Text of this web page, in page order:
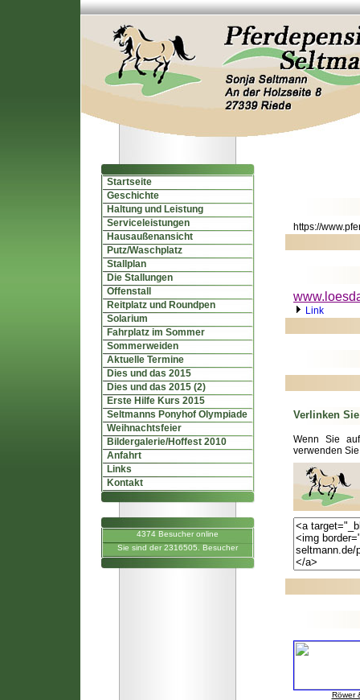
Startseite
Geschichte
Haltung und Leistung
Serviceleistungen
Hausaußenansicht
Putz/Waschplatz
Stallplan
Die Stallungen
Offenstall
Reitplatz und Roundpen
Solarium
Fahrplatz im Sommer
Sommerweiden
Aktuelle Termine
Dies und das 2015
Dies und das 2015 (2)
Erste Hilfe Kurs 2015
Seltmanns Ponyhof Olympiade
Weihnachtsfeier
Bildergalerie/Hoffest 2010
Anfahrt
Links
Kontakt
4374 Besucher online
Sie sind der 2316505. Besucher
https://
Link
Verlinken
Wenn Sie
verwenden
Röwer